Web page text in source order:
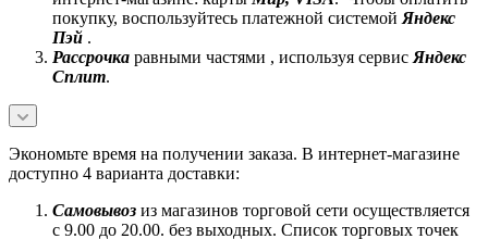
покупку, воспользуйтесь платежной системой Яндекс
Пэй .
Рассрочка равными частями , используя сервис Яндекс
Сплит.
Экономьте время на получении заказа. В интернет-магазине
доступно 4 варианта доставки:
Самовывоз из магазинов торговой сети осуществляется
с 9.00 до 20.00. без выходных. Список торговых точек